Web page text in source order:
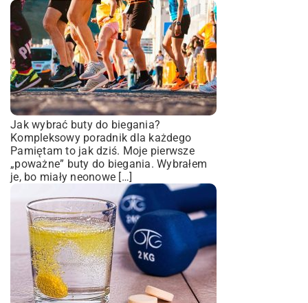
Jak wybrać buty do biegania?
Kompleksowy poradnik dla każdego
Pamiętam to jak dziś. Moje pierwsze
„poważne” buty do biegania. Wybrałem
je, bo miały neonowe […]